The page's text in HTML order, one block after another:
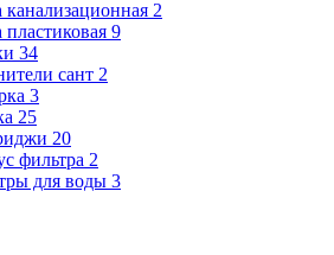
канализационная 2
пластиковая 9
34
сант 2
3
25
20
фильтра 2
для воды 3